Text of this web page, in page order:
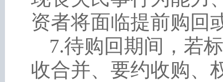
资者将面临提前购回
7.待购回期间，若
收合并、要约收购、